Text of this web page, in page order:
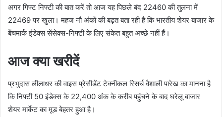
अगर गिफ्ट निफ्टी की बात करें तो आज यह पिछले बंद 22460 की तुलना में
22469 पर खुला। महज नौ अंकों की बढ़त बता रही है कि भारतीय शेयर बाजार के
बेंचमार्क इंडेक्स सेंसेक्स-निफ्टी के लिए संकेत बहुत अच्छे नहीं हैं।
आज क्या खरीदें
प्रभुदास लीलाधर की वाइस प्रेसीडेंट टेक्नीकल रिसर्च वैशाली पारेख का मानना है
कि निफ्टी 50 इंडेक्स के 22,400 अंक के करीब पहुंचने के बाद घरेलू बाजार
शेयर मार्केट का मूड बेहतर हुआ है।